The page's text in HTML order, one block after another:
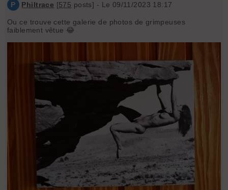
P Philtrace [575 posts] - Le 09/11/2023 18:17
Ou ce trouve cette galerie de photos de grimpeuses
faiblement vêtue 😂